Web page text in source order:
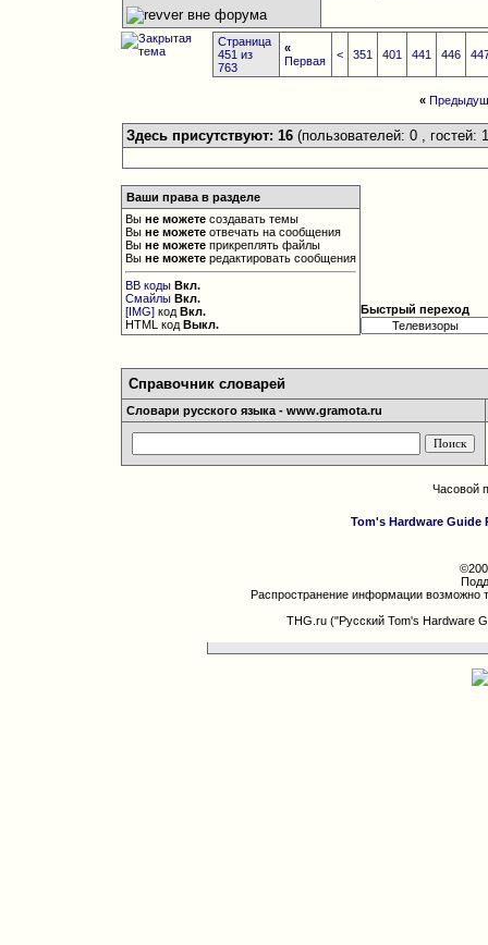
Страница
451 из
763
«
Первая
< 351 401 441 446
«
Здесь присутствуют: 16 (пользователей: 0 , гостей:
Ваши права в разделе
Выне можете создавать темы
Выне можете отвечать на сообщения
Выне можете прикреплять файлы
Выне можете редактировать сообщения
BB коды Вкл.
Смайлы Вкл.
[IMG] кодВкл.
HTML кодВыкл.
Быстрый переход
Справочник словарей
Словари русского языка - www.gramota.ru
Часовой
Tom's Hardware Guide
Распространение информации возможно
THG.ru ("Русский Tom's Hardware